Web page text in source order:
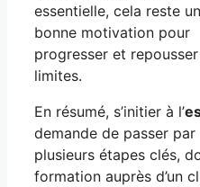
essentielle, cela reste
bonne motivation pour
progresser et
limites.
En résumé, s’initier à l’
demande de passer par
plusieurs étapes clés,
formation auprès d’un